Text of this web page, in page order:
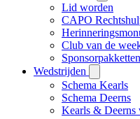
Lid worden
CAPO
Club van de
Sponsorpakketten
Wedstrijden
Schema Kearls
Schema Deerns
Kearls & Deerns